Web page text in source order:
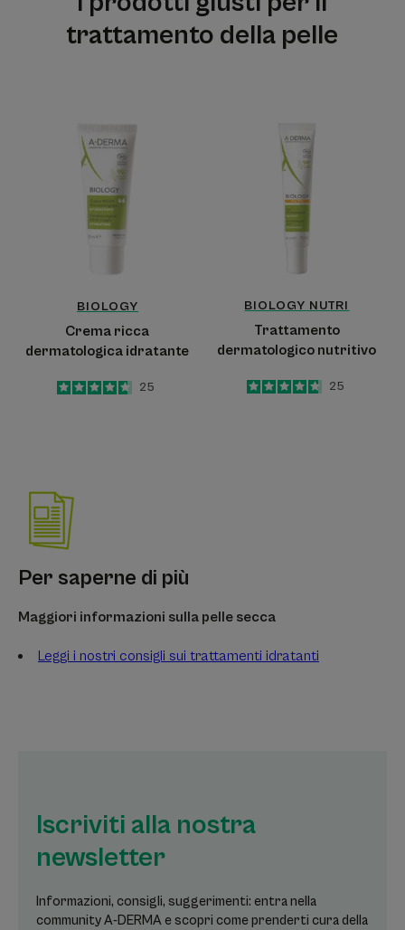
trattamento della pelle
ricca
dermatologica
idratante
BIOLOGY
Crema ricca
dermatologica idratante
4.6
/
5
25
dermatologico
nutritivo
BIOLOGY NUTRI
Trattamento
dermatologico nutritivo
4.7
/5
25
Per saperne di più
Maggiori informazioni sulla pelle secca
Leggi i nostri consigli sui trattamenti idratanti
Iscriviti alla nostra
newsletter
Informazioni, consigli, suggerimenti: entra nella
community A-DERMA e scopri come prenderti cura della